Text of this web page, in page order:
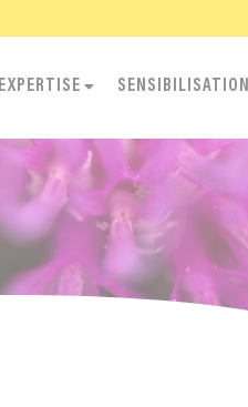
EXPERTISE SENSIBILISATION